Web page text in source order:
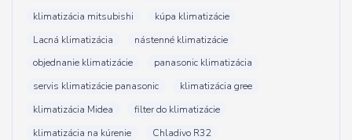
klimatizácia mitsubishi
kúpa klimatizácie
Lacná klimatizácia
nástenné klimatizácie
objednanie klimatizácie
panasonic klimatizácia
servis klimatizácie panasonic
klimatizácia gree
klimatizácia Midea
filter do klimatizácie
klimatizácia na kúrenie
Chladivo R32